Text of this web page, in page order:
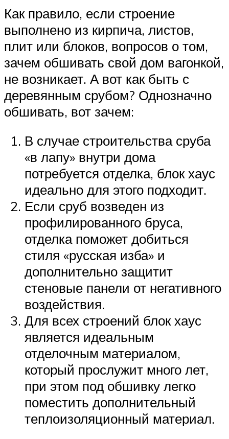
Как правило, если строение
выполнено из кирпича, листов,
плит или блоков, вопросов о том,
зачем обшивать свой дом вагонкой,
не возникает. А вот как быть с
деревянным срубом? Однозначно
обшивать, вот зачем:
В случае строительства сруба
«в лапу» внутри дома
потребуется отделка, блок хаус
идеально для этого подходит.
Если сруб возведен из
профилированного бруса,
отделка поможет добиться
стиля «русская изба» и
дополнительно защитит
стеновые панели от негативного
воздействия.
Для всех строений блок хаус
является идеальным
отделочным материалом,
который прослужит много лет,
при этом под обшивку легко
поместить дополнительный
теплоизоляционный материал.